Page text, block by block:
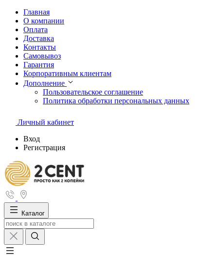
Главная
О компании
Оплата
Доставка
Контакты
Самовывоз
Гарантия
Корпоративным клиентам
Дополнение
Пользовательское соглашение
Политика обработки персональных данных
Личный кабинет
Вход
Регистрация
Каталог